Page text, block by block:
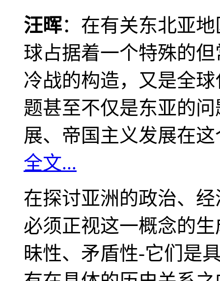
汪晖：在有关东北亚
球占据着一个特殊的
冷战的构造，又是全
题甚至不仅是东亚的
展、帝国主义发展在
全文...
在探讨亚洲的政治、
必须正视这一概念的
昧性、矛盾性-它们是